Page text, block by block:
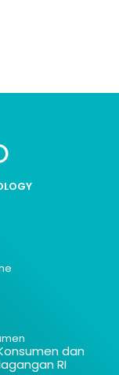
dan
RI